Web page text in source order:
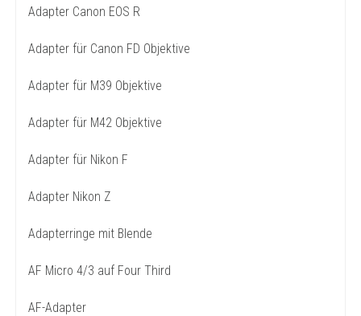
Adapter Canon EOS R
Adapter für Canon FD Objektive
Adapter für M39 Objektive
Adapter für M42 Objektive
Adapter für Nikon F
Adapter Nikon Z
Adapterringe mit Blende
AF Micro 4/3 auf Four Third
AF-Adapter